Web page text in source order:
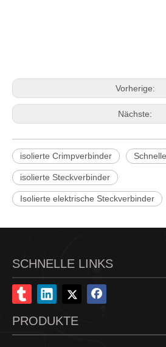
Vorherige:
Nächste:
isolierte Crimpverbinder
isolierte Steckverbinder
Isolierte elektrische Steckverbinder
SCHNELLE LINKS
PRODUKTE